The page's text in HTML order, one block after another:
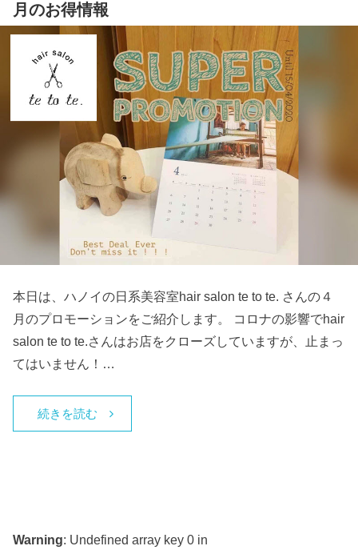
月のお得情報
本日は、ハノイの日系美容室hair salon te to te. さんの４
月のプロモーションをご紹介します。 コロナの影響でhair
salon te to te.さんはお店をクローズしていますが、止まっ
てはいません！…
続きを読む
Warning: Undefined array key 0 in